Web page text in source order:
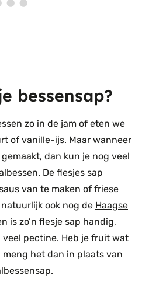
bessensap?
zo in de jam of eten we
of vanille-ijs. Maar wanneer
dan kun je nog veel
De flesjes sap
van te maken of friese
natuurlijk ook nog de Haagse
is zo’n flesje sap handig,
pectine. Heb je fruit wat
meng het dan in plaats van